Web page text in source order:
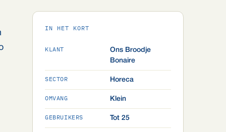
IN HET KORT
KLANT
Ons Broodje
Bonaire
SECTOR Horeca
OMVANG Klein
GEBRUIKERS Tot 25